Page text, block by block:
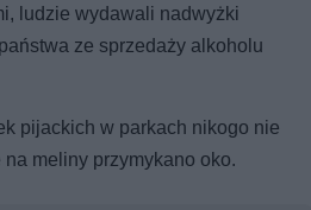
ludzie wydawali nadwyżki
ze sprzedaży alkoholu
pijackich w parkach nikogo nie
meliny przymykano oko.